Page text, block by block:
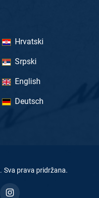
Hrvatski
Srpski
English
Deutsch
. Sva prava pridržana.